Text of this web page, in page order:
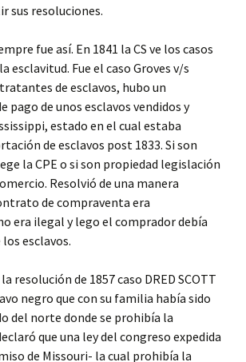
sus resoluciones.
fue así. En 1841 la CS ve los casos
esclavitud. Fue el caso Groves v/s
de esclavos, hubo un
pago de unos esclavos vendidos y
estado en el cual estaba
de esclavos post 1833. Si son
la CPE o si son propiedad legislación
Resolvió de una manera
de compraventa era
era ilegal y lego el comprador debía
esclavos.
resolución de 1857 caso DRED SCOTT
negro que con su familia había sido
del norte donde se prohibía la
que una ley del congreso expedida
de Missouri- la cual prohibía la